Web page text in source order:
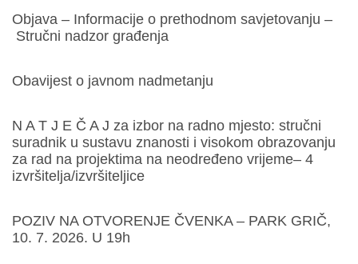
Objava – Informacije o prethodnom savjetovanju –
Stručni nadzor građenja
Obavijest o javnom nadmetanju
N A T J E Č A J za izbor na radno mjesto: stručni
suradnik u sustavu znanosti i visokom obrazovanju
za rad na projektima na neodređeno vrijeme– 4
izvršitelja/izvršiteljice
POZIV NA OTVORENJE ČVENKA – PARK GRIČ,
10. 7. 2026. U 19h